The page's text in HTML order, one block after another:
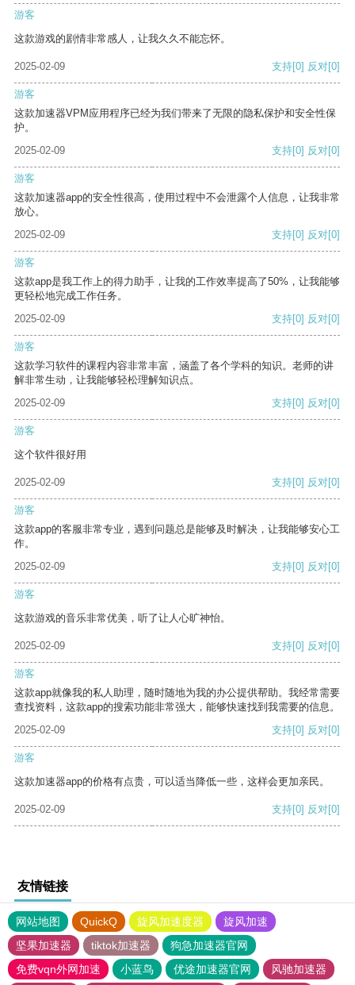
游客
这款游戏的剧情非常感人，让我久久不能忘怀。
2025-02-09 支持[0] 反对[0]
游客
这款加速器VPM应用程序已经为我们带来了无限的隐私保护和安全性保
护。
2025-02-09
支持[0] 反对[0]
游客
这款加速器app的安全性很高，使用过程中不会泄露个人信息，让我非常
放心。
2025-02-09
支持[0] 反对[0]
游客
这款app是我工作上的得力助手，让我的工作效率提高了50%，让我能够
更轻松地完成工作任务。
2025-02-09
支持[0] 反对[0]
游客
这款学习软件的课程内容非常丰富，涵盖了各个学科的知识。老师的讲
解非常生动，让我能够轻松理解知识点。
2025-02-09
支持[0] 反对[0]
游客
这个软件很好用
2025-02-09 支持[0] 反对[0]
游客
这款app的客服非常专业，遇到问题总是能够及时解决，让我能够安心工
作。
2025-02-09
支持[0] 反对[0]
游客
这款游戏的音乐非常优美，听了让人心旷神怡。
2025-02-09 支持[0] 反对[0]
游客
这款app就像我的私人助理，随时随地为我的办公提供帮助。我经常需要
查找资料，这款app的搜索功能非常强大，能够快速找到我需要的信息。
2025-02-09
支持[0] 反对[0]
游客
这款加速器app的价格有点贵，可以适当降低一些，这样会更加亲民。
2025-02-09 支持[0] 反对[0]
友情链接
网站地图 QuickQ 旋风加速度器
旋风加速
坚果加速器
tiktok加速器
狗急加速器官网
免费vqn外网加速
小蓝鸟 优途加速器官网 风驰加速器